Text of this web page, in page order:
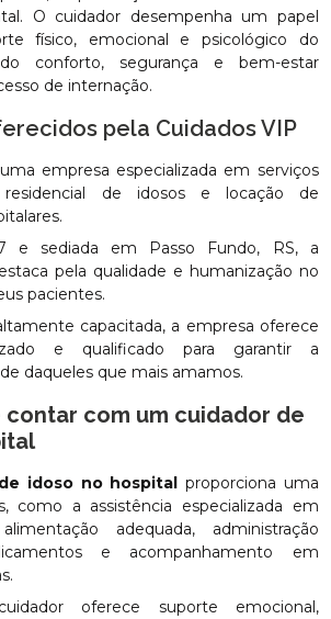
O cuidador desempenha um papel
físico, emocional e psicológico do
conforto, segurança e bem-estar
de internação.
pela Cuidados VIP
empresa especializada em serviços
de idosos e locação de
e sediada em Passo Fundo, RS, a
pela qualidade e humanização no
pacientes.
capacitada, a empresa oferece
e qualificado para garantir a
daqueles que mais amamos.
com um cuidador de
idoso no hospital proporciona uma
como a assistência especializada em
adequada, administração
e acompanhamento em
oferece suporte emocional,